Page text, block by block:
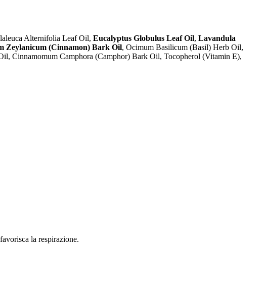
Alternifolia Leaf Oil, Eucalyptus Globulus Leaf Oil, Lavandula
Zeylanicum (Cinnamon) Bark Oil, Ocimum Basilicum (Basil) Herb Oil,
Cinnamomum Camphora (Camphor) Bark Oil, Tocopherol (Vitamin E),
la respirazione.